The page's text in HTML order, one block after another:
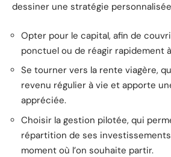
dessiner une stratégie
Opter pour le capital, afin de
ponctuel ou de réagir rapidement
Se tourner vers la rente viagère,
revenu régulier à vie et apporte
appréciée.
Choisir la gestion pilotée, qui
répartition de ses
moment où l’on souhaite partir.